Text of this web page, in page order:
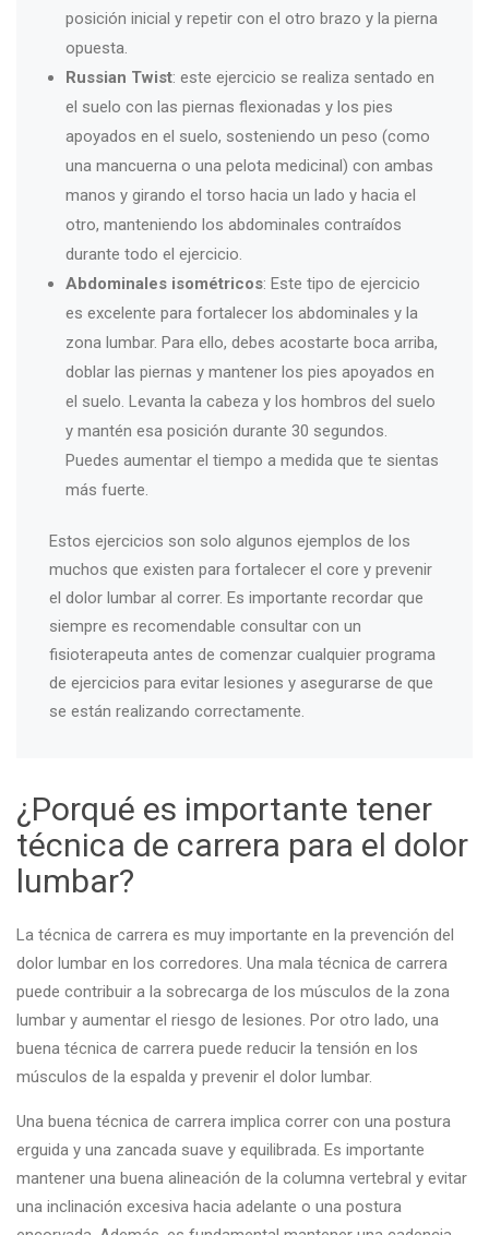
posición inicial y repetir con el otro brazo y la pierna
opuesta.
Russian Twist: este ejercicio se realiza sentado en
el suelo con las piernas flexionadas y los pies
apoyados en el suelo, sosteniendo un peso (como
una mancuerna o una pelota medicinal) con ambas
manos y girando el torso hacia un lado y hacia el
otro, manteniendo los abdominales contraídos
durante todo el ejercicio.
Abdominales isométricos: Este tipo de ejercicio
es excelente para fortalecer los abdominales y la
zona lumbar. Para ello, debes acostarte boca arriba,
doblar las piernas y mantener los pies apoyados en
el suelo. Levanta la cabeza y los hombros del suelo
y mantén esa posición durante 30 segundos.
Puedes aumentar el tiempo a medida que te sientas
más fuerte.
Estos ejercicios son solo algunos ejemplos de los
muchos que existen para fortalecer el core y prevenir
el dolor lumbar al correr. Es importante recordar que
siempre es recomendable consultar con un
fisioterapeuta antes de comenzar cualquier programa
de ejercicios para evitar lesiones y asegurarse de que
se están realizando correctamente.
¿Porqué es importante tener
técnica de carrera para el dolor
lumbar?
La técnica de carrera es muy importante en la prevención del
dolor lumbar en los corredores. Una mala técnica de carrera
puede contribuir a la sobrecarga de los músculos de la zona
lumbar y aumentar el riesgo de lesiones. Por otro lado, una
buena técnica de carrera puede reducir la tensión en los
músculos de la espalda y prevenir el dolor lumbar.
Una buena técnica de carrera implica correr con una postura
erguida y una zancada suave y equilibrada. Es importante
mantener una buena alineación de la columna vertebral y evitar
una inclinación excesiva hacia adelante o una postura